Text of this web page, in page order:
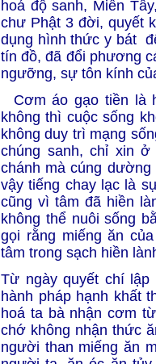
hoá độ sanh, Miền
chư Phật 3 đời, quyết
dụng hình thức y bát
tín đồ, đã đổi phương
ngưỡng, sự tôn kính
Cơm áo gạo tiền là
không thì cuộc sống
không duy trì mạng
chúng sanh, chỉ xin
chánh mà cúng dường
vậy tiếng chay lạc là
cũng vì tâm đã hiền
không thể nuôi sống
gọi rằng miếng ăn
tâm trong sạch hiền
Từ ngày quyết chí
hành pháp hạnh khất
hoá ta bà nhận cơm
chớ không nhận thức
người than miếng ăn